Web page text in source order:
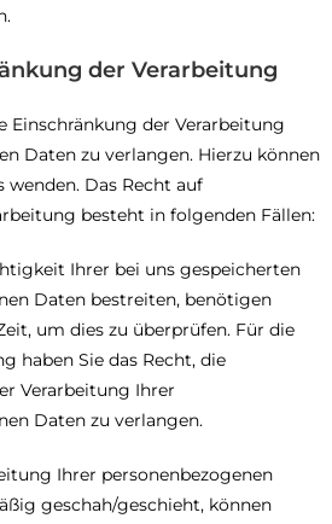
der Verarbeitung
Einschränkung der Verarbeitung
Daten zu verlangen. Hierzu können
wenden. Das Recht auf
besteht in folgenden Fällen:
Ihrer bei uns gespeicherten
Daten bestreiten, benötigen
um dies zu überprüfen. Für die
haben Sie das Recht, die
Verarbeitung Ihrer
Daten zu verlangen.
Ihrer personenbezogenen
geschah/geschieht, können